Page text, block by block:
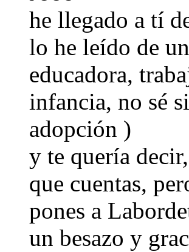
he llegado a tí
lo he leído de
educadora,
infancia, no sé
adopción )
y te quería
que cuentas,
pones a
un besazo y